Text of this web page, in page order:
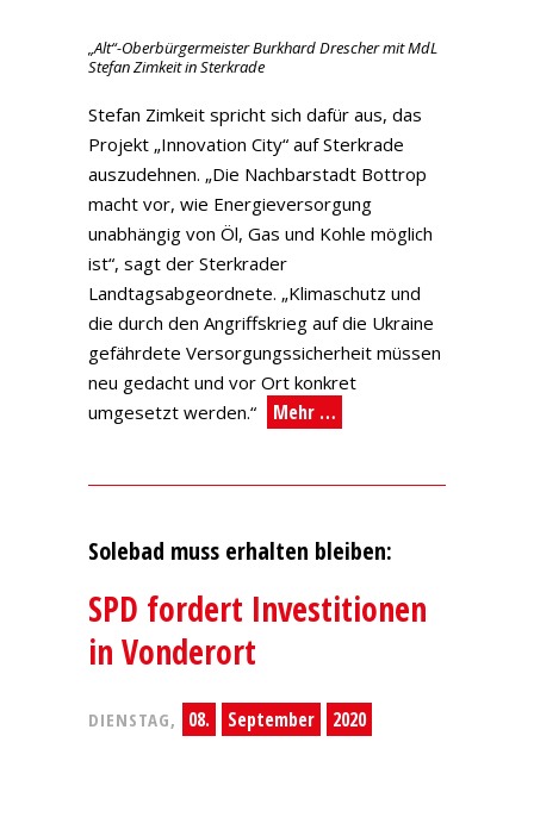
„Alt“-Oberbürgermeister Burkhard Drescher mit MdL
Stefan Zimkeit in Sterkrade
Stefan Zimkeit spricht sich dafür aus, das
Projekt „Innovation City“ auf Sterkrade
auszudehnen. „Die Nachbarstadt Bottrop
macht vor, wie Energieversorgung
unabhängig von Öl, Gas und Kohle möglich
ist“, sagt der Sterkrader
Landtagsabgeordnete. „Klimaschutz und
die durch den Angriffskrieg auf die Ukraine
gefährdete Versorgungssicherheit müssen
neu gedacht und vor Ort konkret
umgesetzt werden.“
Mehr …
Solebad muss erhalten bleiben:
SPD fordert Investitionen
in Vonderort
DIENSTAG, 08. September 2020